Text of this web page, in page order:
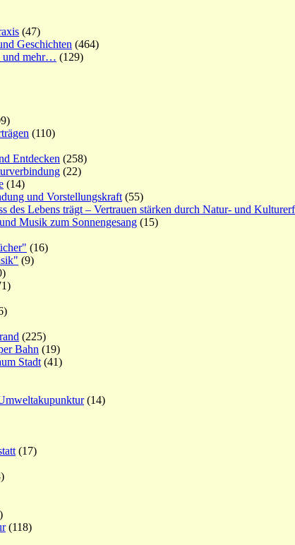
(47)
Geschichten (464)
und mehr… (129)
(110)
Entdecken (258)
(22)
(14)
und Vorstellungskraft (55)
des Lebens trägt – Vertrauen stärken durch Natur- und
Musik zum Sonnengesang (15)
(16)
(9)
(225)
Bahn (19)
Stadt (41)
(14)
(17)
(118)